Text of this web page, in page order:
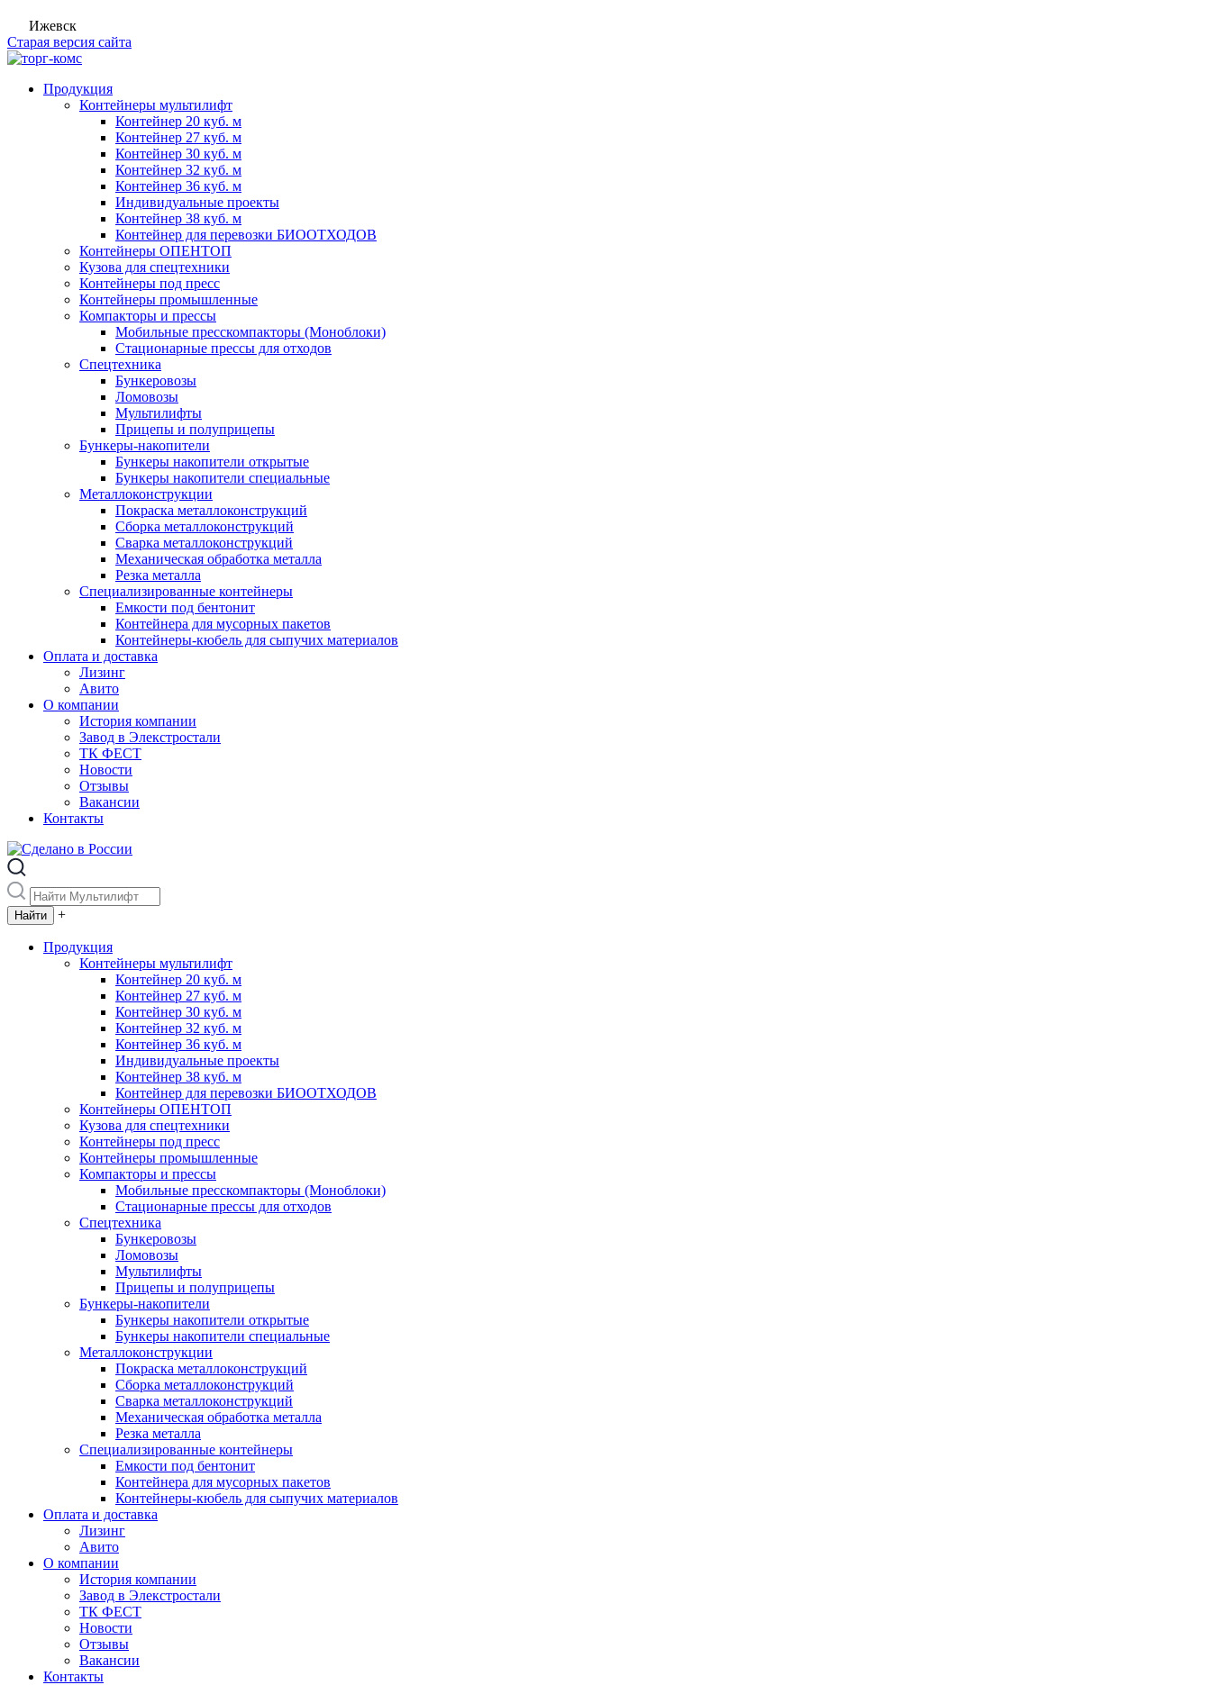
Ижевск
Старая версия сайта
Продукция
Контейнеры мультилифт
Контейнер 20 куб. м
Контейнер 27 куб. м
Контейнер 30 куб. м
Контейнер 32 куб. м
Контейнер 36 куб. м
Индивидуальные проекты
Контейнер 38 куб. м
Контейнер для перевозки БИООТХОДОВ
Контейнеры ОПЕНТОП
Кузова для спецтехники
Контейнеры под пресс
Контейнеры промышленные
Компакторы и прессы
Мобильные пресскомпакторы (Моноблоки)
Стационарные прессы для отходов
Спецтехника
Бункеровозы
Ломовозы
Мультилифты
Прицепы и полуприцепы
Бункеры-накопители
Бункеры накопители открытые
Бункеры накопители специальные
Металлоконструкции
Покраска металлоконструкций
Сборка металлоконструкций
Сварка металлоконструкций
Механическая обработка металла
Резка металла
Специализированные контейнеры
Емкости под бентонит
Контейнера для мусорных пакетов
Контейнеры-кюбель для сыпучих материалов
Оплата и доставка
Лизинг
Авито
О компании
История компании
Завод в Элекстростали
ТК ФЕСТ
Новости
Отзывы
Вакансии
Контакты
+
Продукция
Контейнеры мультилифт
Контейнер 20 куб. м
Контейнер 27 куб. м
Контейнер 30 куб. м
Контейнер 32 куб. м
Контейнер 36 куб. м
Индивидуальные проекты
Контейнер 38 куб. м
Контейнер для перевозки БИООТХОДОВ
Контейнеры ОПЕНТОП
Кузова для спецтехники
Контейнеры под пресс
Контейнеры промышленные
Компакторы и прессы
Мобильные пресскомпакторы (Моноблоки)
Стационарные прессы для отходов
Спецтехника
Бункеровозы
Ломовозы
Мультилифты
Прицепы и полуприцепы
Бункеры-накопители
Бункеры накопители открытые
Бункеры накопители специальные
Металлоконструкции
Покраска металлоконструкций
Сборка металлоконструкций
Сварка металлоконструкций
Механическая обработка металла
Резка металла
Специализированные контейнеры
Емкости под бентонит
Контейнера для мусорных пакетов
Контейнеры-кюбель для сыпучих материалов
Оплата и доставка
Лизинг
Авито
О компании
История компании
Завод в Элекстростали
ТК ФЕСТ
Новости
Отзывы
Вакансии
Контакты